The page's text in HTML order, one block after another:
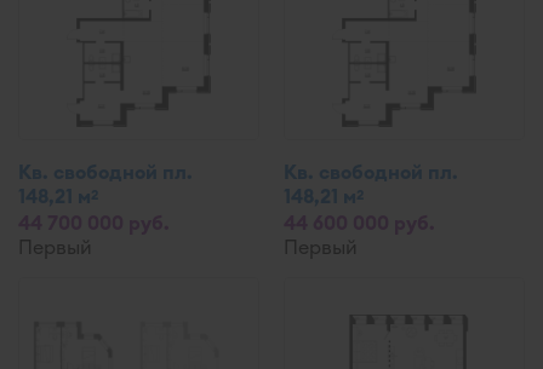
Кв. свободной пл.
148,21 м2
Первый
Кв. свободной пл.
148,21 м2
Первый